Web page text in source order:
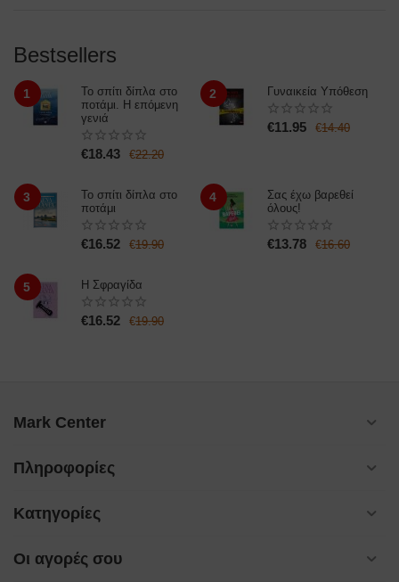
Bestsellers
1
Το σπίτι δίπλα στο
ποτάμι. Η επόμενη
γενιά
€22.20
€18.43
2 Γυναικεία Υπόθεση
€14.40
€11.95
3
Το σπίτι δίπλα στο
ποτάμι
€19.90
€16.52
4
Σας έχω βαρεθεί
όλους!
€16.60
€13.78
5 Η Σφραγίδα
€19.90
€16.52
Mark Center
Πληροφορίες
Κατηγορίες
Οι αγορές σου